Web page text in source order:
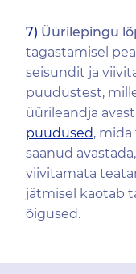
7) Üürilepingu
tagastamisel
seisundit ja
puudustest,
üürileandja
puudused, mida
saanud
viivitamata
jätmisel kaotab
õigused.